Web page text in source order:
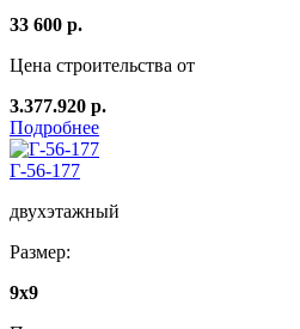
33 600 р.
Цена строительства от
3.377.920 р.
Подробнее
Г-56-177
двухэтажный
Размер:
9x9